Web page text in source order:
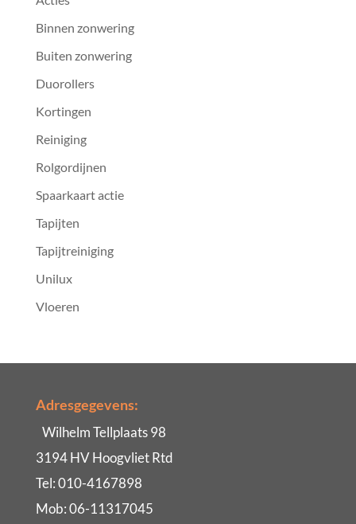
Binnen zonwering
Buiten zonwering
Duorollers
Kortingen
Reiniging
Rolgordijnen
Spaarkaart actie
Tapijten
Tapijtreiniging
Unilux
Vloeren
Adresgegevens:
Wilhelm Tellplaats 98
3194 HV Hoogvliet Rtd
Tel: 010-4167898
Mob: 06-11317045